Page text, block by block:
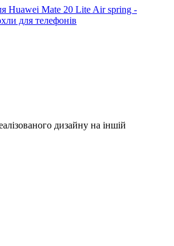
дизайну на іншій